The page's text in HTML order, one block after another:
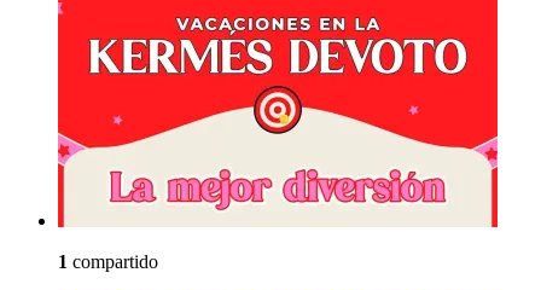
1 compartido